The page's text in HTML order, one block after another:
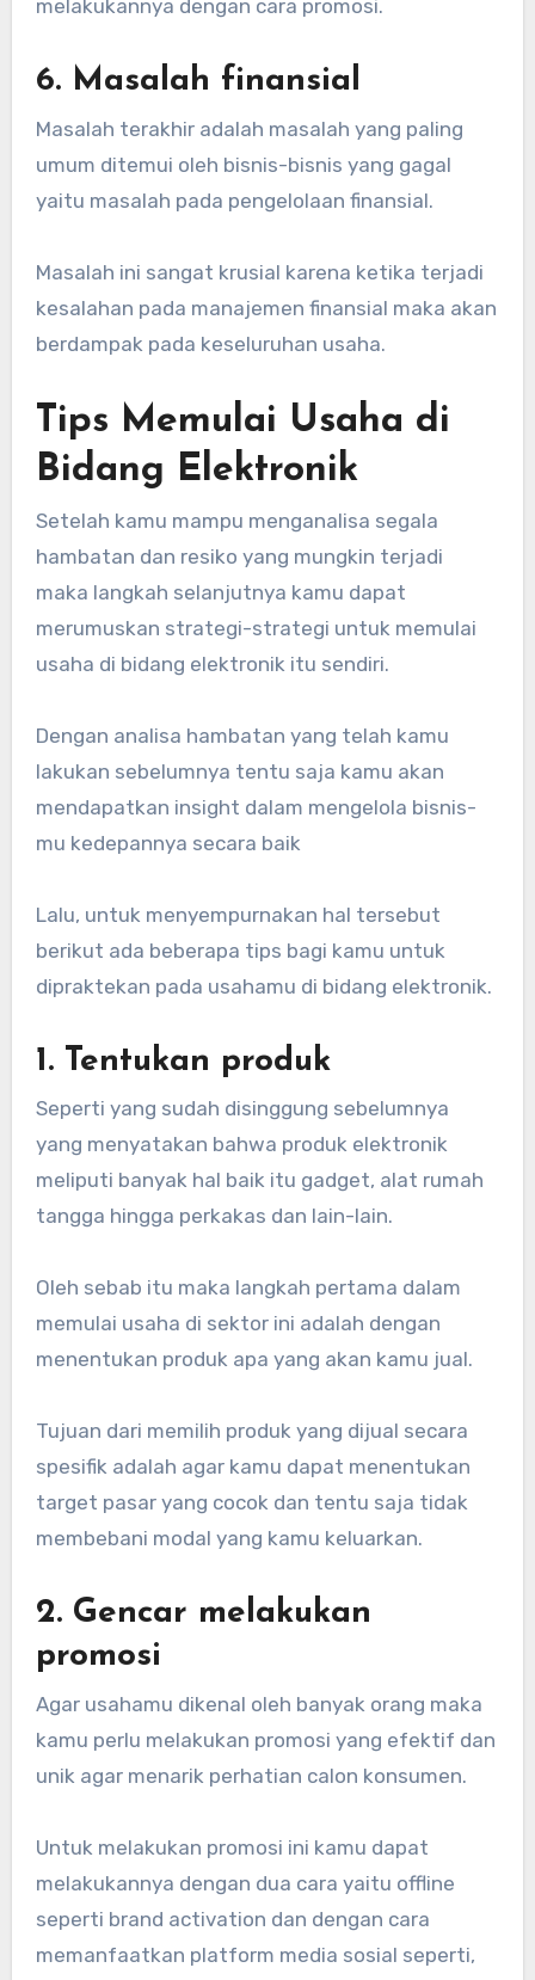
melakukannya dengan cara promosi.
6. Masalah finansial
Masalah terakhir adalah masalah yang paling
umum ditemui oleh bisnis-bisnis yang gagal
yaitu masalah pada pengelolaan finansial.
Masalah ini sangat krusial karena ketika terjadi
kesalahan pada manajemen finansial maka akan
berdampak pada keseluruhan usaha.
Tips Memulai Usaha di
Bidang Elektronik
Setelah kamu mampu menganalisa segala
hambatan dan resiko yang mungkin terjadi
maka langkah selanjutnya kamu dapat
merumuskan strategi-strategi untuk memulai
usaha di bidang elektronik itu sendiri.
Dengan analisa hambatan yang telah kamu
lakukan sebelumnya tentu saja kamu akan
mendapatkan insight dalam mengelola bisnis-
mu kedepannya secara baik
Lalu, untuk menyempurnakan hal tersebut
berikut ada beberapa tips bagi kamu untuk
dipraktekan pada usahamu di bidang elektronik.
1. Tentukan produk
Seperti yang sudah disinggung sebelumnya
yang menyatakan bahwa produk elektronik
meliputi banyak hal baik itu gadget, alat rumah
tangga hingga perkakas dan lain-lain.
Oleh sebab itu maka langkah pertama dalam
memulai usaha di sektor ini adalah dengan
menentukan produk apa yang akan kamu jual.
Tujuan dari memilih produk yang dijual secara
spesifik adalah agar kamu dapat menentukan
target pasar yang cocok dan tentu saja tidak
membebani modal yang kamu keluarkan.
2. Gencar melakukan
promosi
Agar usahamu dikenal oleh banyak orang maka
kamu perlu melakukan promosi yang efektif dan
unik agar menarik perhatian calon konsumen.
Untuk melakukan promosi ini kamu dapat
melakukannya dengan dua cara yaitu offline
seperti brand activation dan dengan cara
memanfaatkan platform media sosial seperti,